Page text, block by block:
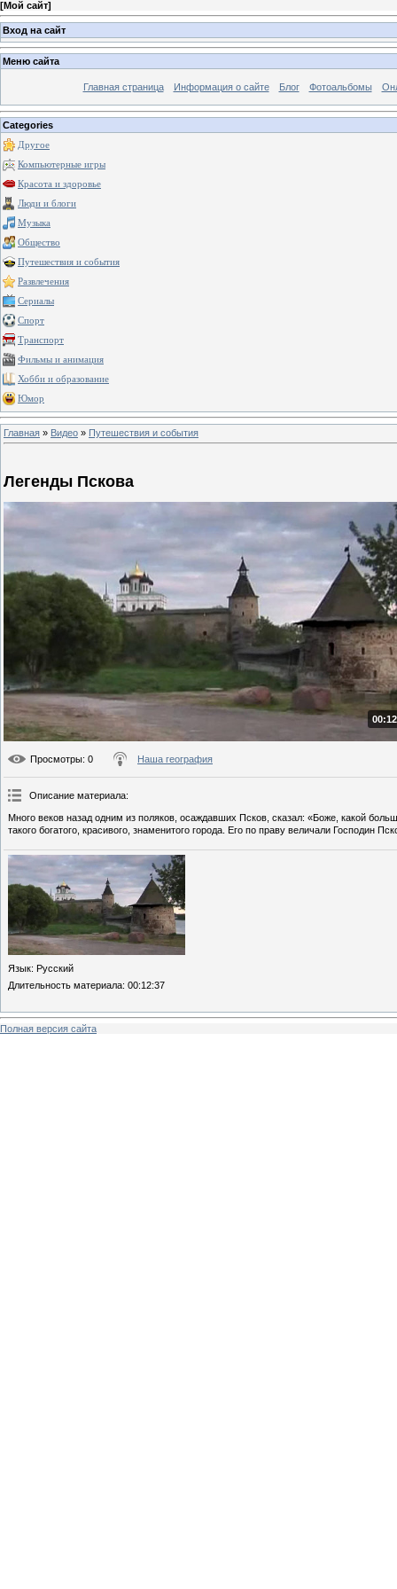
[Мой сайт]
Вход на сайт
Меню сайта
Главная страница Информация о сайте Блог Фотоальбомы
Categories
Другое
Компьютерные игры
Красота и здоровье
Люди и блоги
Музыка
Общество
Путешествия и события
Развлечения
Сериалы
Спорт
Транспорт
Фильмы и анимация
Хобби и образование
Юмор
Главная » Видео » Путешествия и события
Легенды Пскова
Просмотры: 0 Наша география
Описание материала:
Много веков назад одним из поляков, осаждавших Псков, сказал: «Боже, какой
такого богатого, красивого, знаменитого города. Его по праву величали Господин
Язык: Русский
Длительность материала: 00:12:37
Полная версия сайта